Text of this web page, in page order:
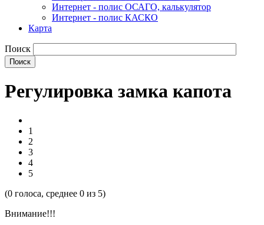
Интернет - полис ОСАГО, калькулятор
Интернет - полис КАСКО
Карта
Поиск
Регулировка замка капота
1
2
3
4
5
(0 голоса, среднее 0 из 5)
Внимание!!!